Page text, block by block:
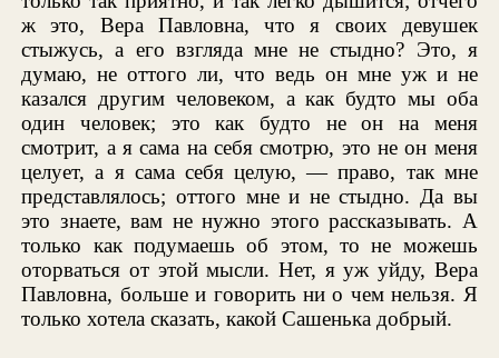
ж это, Вера Павловна, что я своих девушек
стыжусь, а его взгляда мне не стыдно? Это, я
думаю, не оттого ли, что ведь он мне уж и не
казался другим человеком, а как будто мы оба
один человек; это как будто не он на меня
смотрит, а я сама на себя смотрю, это не он меня
целует, а я сама себя целую, — право, так мне
представлялось; оттого мне и не стыдно. Да вы
это знаете, вам не нужно этого рассказывать. А
только как подумаешь об этом, то не можешь
оторваться от этой мысли. Нет, я уж уйду, Вера
Павловна, больше и говорить ни о чем нельзя. Я
только хотела сказать, какой Сашенька добрый.